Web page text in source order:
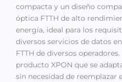
compacta y un diseño
óptica FTTH de alto
energía, ideal para los
diversos servicios de datos
FTTH de diversos operadores.
producto XPON que se
sin necesidad de reemplazar